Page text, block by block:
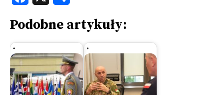
Podobne artykuły: